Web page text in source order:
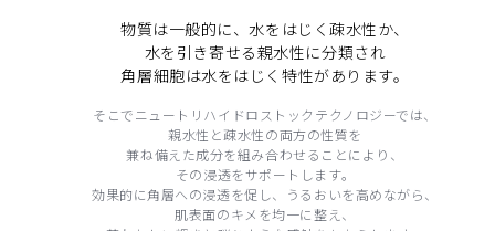
物質は一般的に、水をはじく疎水性か、
水を引き寄せる親水性に分類され
角層細胞は水をはじく特性があります。
そこでニュートリハイドロストックテクノロジーでは、
親水性と疎水性の両方の性質を
兼ね備えた成分を組み合わせることにより、
その浸透をサポートします。
効果的に角層への浸透を促し、うるおいを高めながら、
肌表面のキメを均一に整え、